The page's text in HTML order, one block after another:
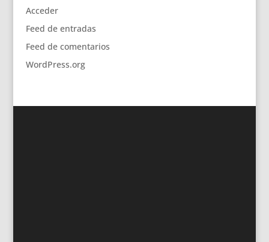
Acceder
Feed de entradas
Feed de comentarios
WordPress.org